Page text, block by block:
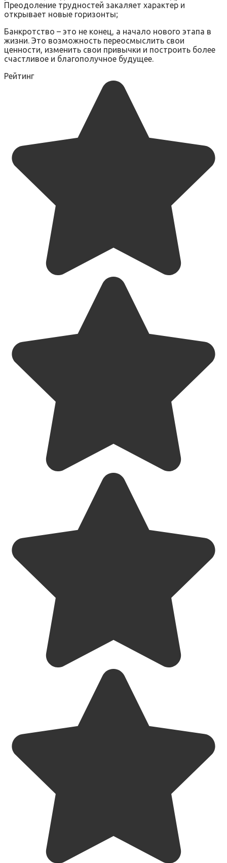
Преодоление трудностей закаляет характер и
открывает новые горизонты;
Банкротство – это не конец, а начало нового этапа в
жизни. Это возможность переосмыслить свои
ценности, изменить свои привычки и построить более
счастливое и благополучное будущее.
Рейтинг